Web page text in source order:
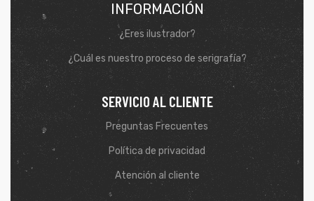
INFORMACIÓN
¿Eres ilustrador?
¿Cuál es nuestro proceso de serigrafía?
SERVICIO AL CLIENTE
Preguntas Frecuentes
Política de privacidad
Atención al cliente